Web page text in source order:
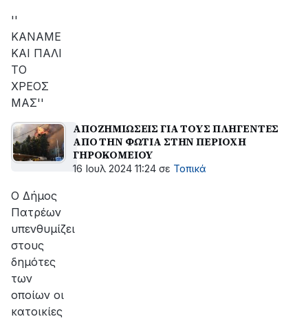
''
ΚΑΝΑΜΕ
ΚΑΙ ΠΑΛΙ
ΤΟ
ΧΡΕΟΣ
ΜΑΣ''
ΑΠΟΖΗΜΙΩΣΕΙΣ ΓΙΑ ΤΟΥΣ ΠΛΗΓΕΝΤΕΣ
ΑΠΟ ΤΗΝ ΦΩΤΙΑ ΣΤΗΝ ΠΕΡΙΟΧΗ
ΓΗΡΟΚΟΜΕΙΟΥ
16 Ιουλ 2024 11:24 σε Τοπικά
Ο Δήμος
Πατρέων
υπενθυμίζει
στους
δημότες
των
οποίων οι
κατοικίες